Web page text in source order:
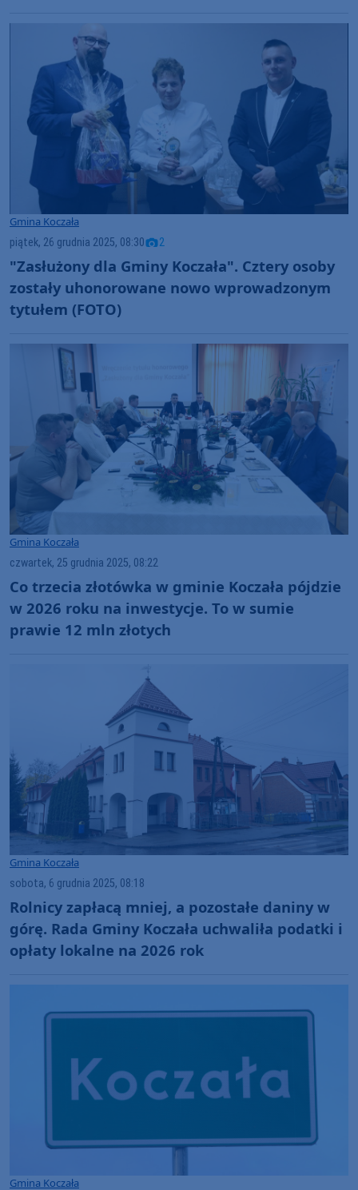
Gmina Koczała
piątek, 26 grudnia 2025, 08:30 2
"Zasłużony dla Gminy Koczała". Cztery osoby
zostały uhonorowane nowo wprowadzonym
tytułem (FOTO)
Gmina Koczała
czwartek, 25 grudnia 2025, 08:22
Co trzecia złotówka w gminie Koczała pójdzie
w 2026 roku na inwestycje. To w sumie
prawie 12 mln złotych
Gmina Koczała
sobota, 6 grudnia 2025, 08:18
Rolnicy zapłacą mniej, a pozostałe daniny w
górę. Rada Gminy Koczała uchwaliła podatki i
opłaty lokalne na 2026 rok
Gmina Koczała